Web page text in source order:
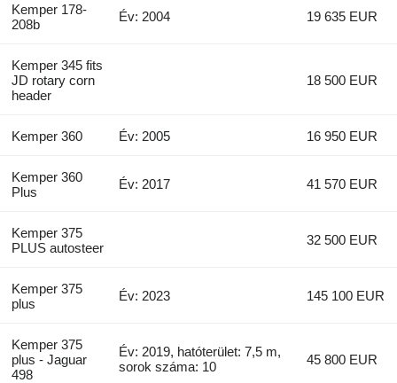
Kemper 178-
208b
Év: 2004 19 635 EUR
Kemper 345 fits
JD rotary corn
header
18 500 EUR
Kemper 360 Év: 2005 16 950 EUR
Kemper 360
Plus
Év: 2017 41 570 EUR
Kemper 375
PLUS autosteer
32 500 EUR
Kemper 375
plus
Év: 2023 145 100 EUR
Kemper 375
plus - Jaguar
498
Év: 2019, hatóterület: 7,5 m,
sorok száma: 10
45 800 EUR